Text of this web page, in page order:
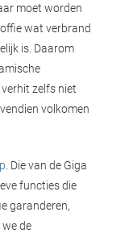
moet worden
wat verbrand
is. Daarom
zelfs niet
volkomen
. Die van de Giga
functies die
garanderen,
de